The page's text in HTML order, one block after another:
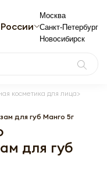
Москва
Санкт-Петербург
Новосибирск
косметика для лица
для губ Манго 5г
для губ